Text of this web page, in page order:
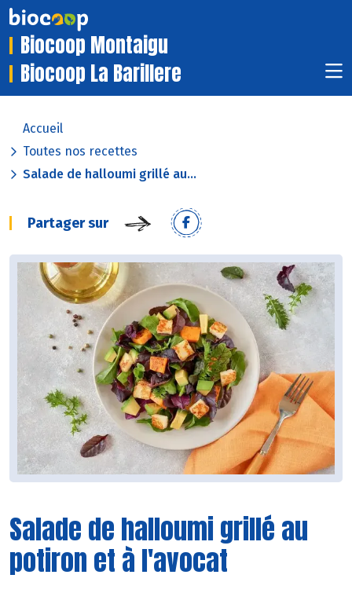
Biocoop Montaigu
Biocoop La Barillere
Accueil
Toutes nos recettes
Salade de halloumi grillé au...
Partager sur
Salade de halloumi grillé au
potiron et à l'avocat